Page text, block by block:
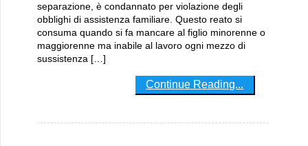
separazione, è condannato per violazione degli
obblighi di assistenza familiare. Questo reato si
consuma quando si fa mancare al figlio minorenne o
maggiorenne ma inabile al lavoro ogni mezzo di
sussistenza […]
Continue Reading...